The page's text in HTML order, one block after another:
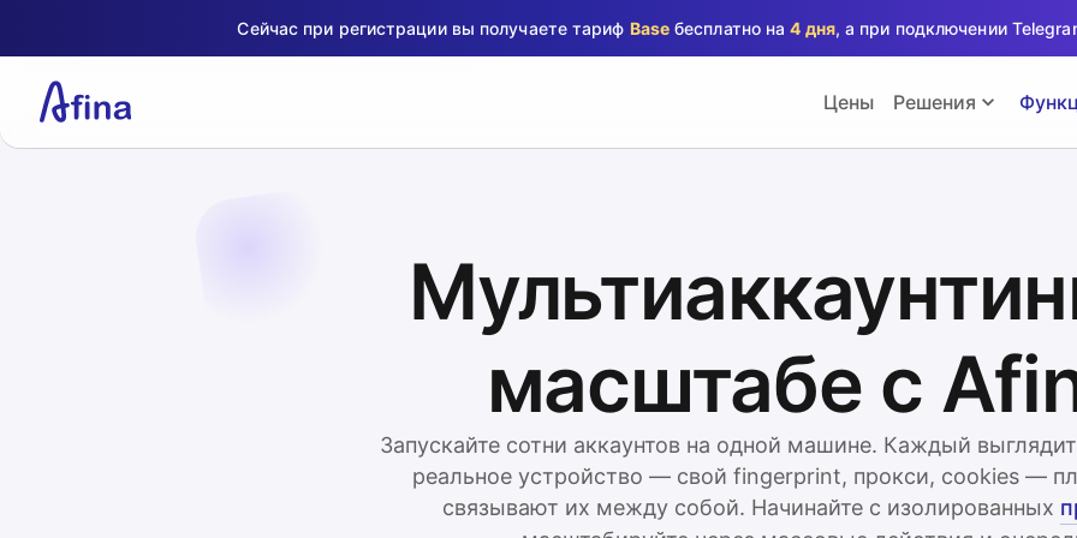
Сейчас при регистрации вы получаете тариф Baseбесплатно на4 дня, а при подключении
Цены Решения
масштабе с
Запускайте сотни аккаунтов на одной машине. Каждый
реальное устройство — свой fingerprint, прокси, cookies —
связывают их между собой. Начинайте с изолированных